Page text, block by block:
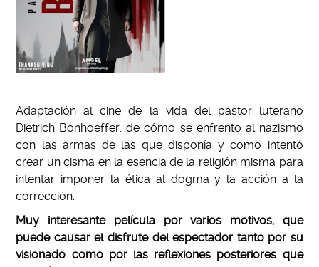
Adaptación al cine de la vida del pastor luterano
Dietrich Bonhoeffer, de cómo se enfrento al nazismo
con las armas de las que disponía y como intentó
crear un cisma en la esencia de la religión misma para
intentar imponer la ética al dogma y la acción a la
corrección.
Muy interesante película por varios motivos, que
puede causar el disfrute del espectador tanto por su
visionado como por las reflexiones posteriores que